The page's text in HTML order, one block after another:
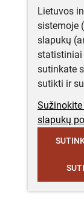
Lietuvos
sistemoje
slapukų
statistiniai
sutinkate
sutikti ir
slapukų